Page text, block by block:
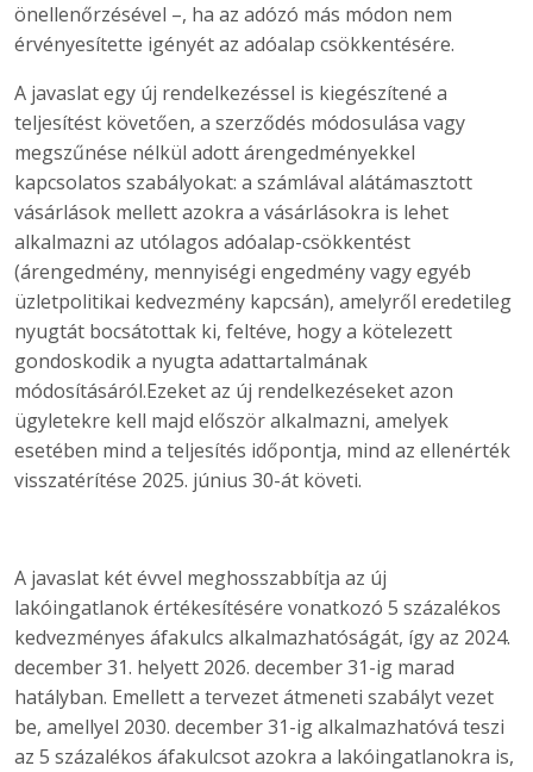
önellenőrzésével –, ha az adózó más módon nem
érvényesítette igényét az adóalap csökkentésére.
A javaslat egy új rendelkezéssel is kiegészítené a
teljesítést követően, a szerződés módosulása vagy
megszűnése nélkül adott árengedményekkel
kapcsolatos szabályokat: a számlával alátámasztott
vásárlások mellett azokra a vásárlásokra is lehet
alkalmazni az utólagos adóalap-csökkentést
(árengedmény, mennyiségi engedmény vagy egyéb
üzletpolitikai kedvezmény kapcsán), amelyről eredetileg
nyugtát bocsátottak ki, feltéve, hogy a kötelezett
gondoskodik a nyugta adattartalmának
módosításáról.Ezeket az új rendelkezéseket azon
ügyletekre kell majd először alkalmazni, amelyek
esetében mind a teljesítés időpontja, mind az ellenérték
visszatérítése 2025. június 30-át követi.
A javaslat két évvel meghosszabbítja az új
lakóingatlanok értékesítésére vonatkozó 5 százalékos
kedvezményes áfakulcs alkalmazhatóságát, így az 2024.
december 31. helyett 2026. december 31-ig marad
hatályban. Emellett a tervezet átmeneti szabályt vezet
be, amellyel 2030. december 31-ig alkalmazhatóvá teszi
az 5 százalékos áfakulcsot azokra a lakóingatlanokra is,